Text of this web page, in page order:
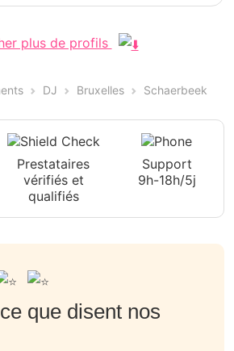
plus de profils
DJ Bruxelles Schaerbeek
Prestataires
vérifiés et
qualifiés
Support
9h-18h/5j
que disent nos